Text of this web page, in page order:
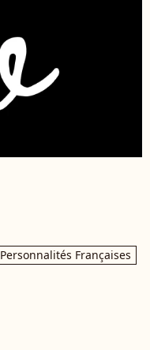
Personnalités Françaises